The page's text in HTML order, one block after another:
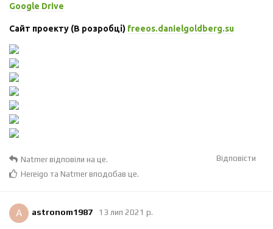
Google Drive
Сайт проекту (В розробці) freeos.danielgoldberg.su
Відповісти
Natmerвідповіли на це.
Hereigo та Natmerвподобав це.
A astronom1987 13 лип 2021 р.